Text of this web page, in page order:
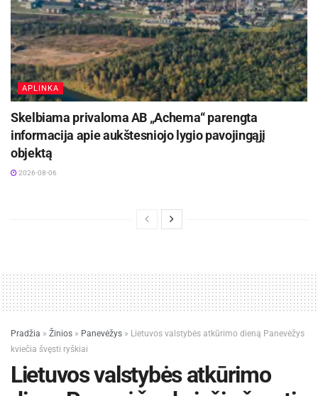
APLINKA
Skelbiama privaloma AB „Achema“ parengta
informacija apie aukštesniojo lygio pavojingąjį
objektą
2026-08-06
Pradžia » Žinios » Panevėžys » Lietuvos valstybės atkūrimo dieną Panevėžys
kviečia švęsti ryškiai
Lietuvos valstybės atkūrimo